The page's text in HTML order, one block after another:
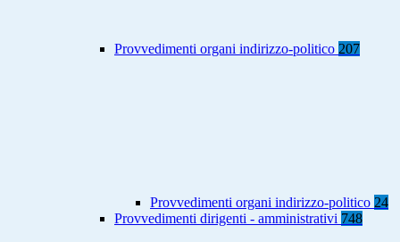
Provvedimenti organi indirizzo-politico 207
Provvedimenti organi indirizzo-politico 24
Provvedimenti dirigenti - amministrativi 748